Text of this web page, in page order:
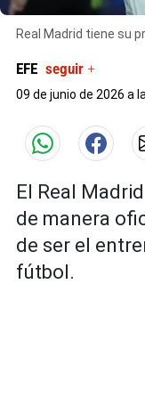
Real Madrid tiene su
EFE seguir +
09 de junio de 2026 a
El Real
de manera
de ser el
fútbol.